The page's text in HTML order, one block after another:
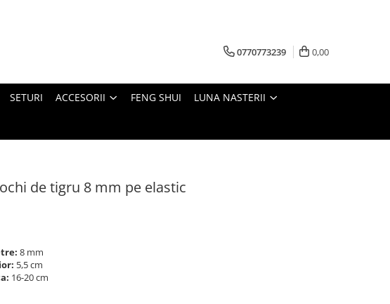
0770773239 0,00
SETURI ACCESORII FENG SHUI LUNA NASTERII
de tigru 8 mm pe elastic
8 mm
5,5 cm
16-20 cm